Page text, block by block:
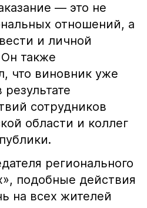
— это не
отношений, а
и личной
Он также
что виновник уже
сотрудников
области и коллег
регионального
подобные действия
на всех жителей